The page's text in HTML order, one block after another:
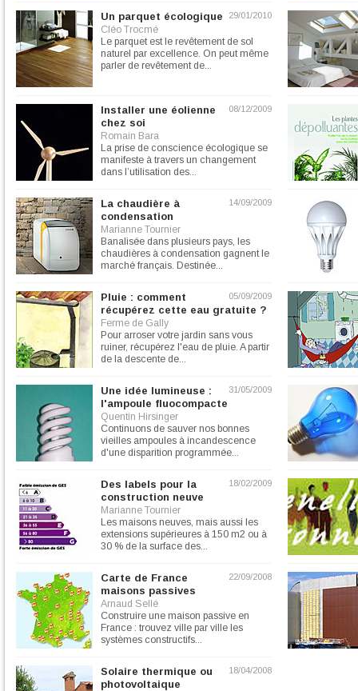
29/01/2010
Un parquet écologique
Cléo Trocmé
Le parquet est le revêtement de sol
naturel par excellence. On peut même
parler de revêtement de...
08/12/2009
Installer une éolienne
chez soi
Romain Bara
La prise de conscience écologique se
manifeste à travers un changement
dans l’utilisation des...
14/09/2009
La chaudière à
condensation
Marianne Tournier
Banalisée dans plusieurs pays, les
chaudières à condensation gagnent le
marché français. Destinée...
05/09/2009
Pluie : comment
récupérez cette eau gratuite ?
Ferme de Gally
Pour arroser votre jardin sans vous
ruiner, récupérez l'eau de pluie. A partir
de la descente de...
31/05/2009
Une idée lumineuse :
l'ampoule fluocompacte
Quentin Hirsinger
Continuons de sauver nos bonnes
vieilles ampoules à incandescence
d'une disparition programmée...
18/02/2009
Des labels pour la
construction neuve
Marianne Tournier
Les maisons neuves, mais aussi les
extensions supérieures à 150 m2 ou à
30 % de la surface des...
22/09/2008
Carte de France
maisons passives
Arnaud Sellé
Construire une maison passive en
France : trouvez ville par ville les
systèmes constructifs...
18/04/2008
Solaire thermique ou
photovoltaique